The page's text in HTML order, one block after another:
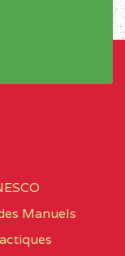
FOI BP
Manuels